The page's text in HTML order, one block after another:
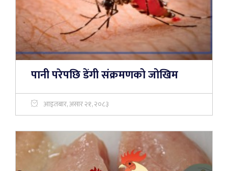
पानी परेपछि डेंगी संक्रमणको जोखिम
आइतबार, असार २१, २०८३